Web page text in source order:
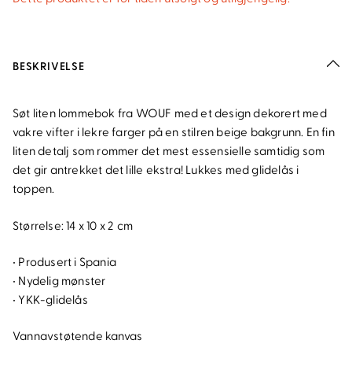
BESKRIVELSE
Søt liten lommebok fra WOUF med et design dekorert med
vakre vifter i lekre farger på en stilren beige bakgrunn. En fin
liten detalj som rommer det mest essensielle samtidig som
det gir antrekket det lille ekstra! Lukkes med glidelås i
toppen.
Størrelse: 14 x 10 x 2 cm
• Produsert i Spania
• Nydelig mønster
• YKK-glidelås
Vannavstøtende kanvas